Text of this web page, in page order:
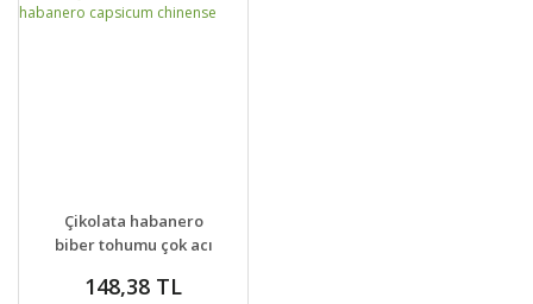
DETAYLAR SEPETE EKLE
Çikolata habanero
biber tohumu çok acı
capsicum chinense
148,38 TL